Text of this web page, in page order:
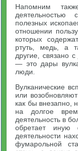
Напомним
деятельностью
полезных
отношении
которых
ртуть, медь, а
другие, связано
— это дары
люди.
Вулканические
или
как бы внезапно,
на долгое
деятельность в
обретает иную
деятельности
фумарольной